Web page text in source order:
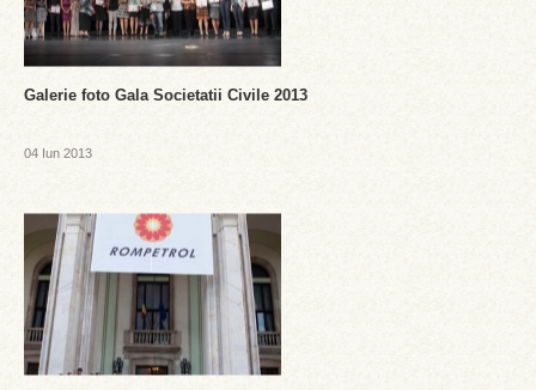
Galerie foto Gala Societatii Civile 2013
04 Iun 2013